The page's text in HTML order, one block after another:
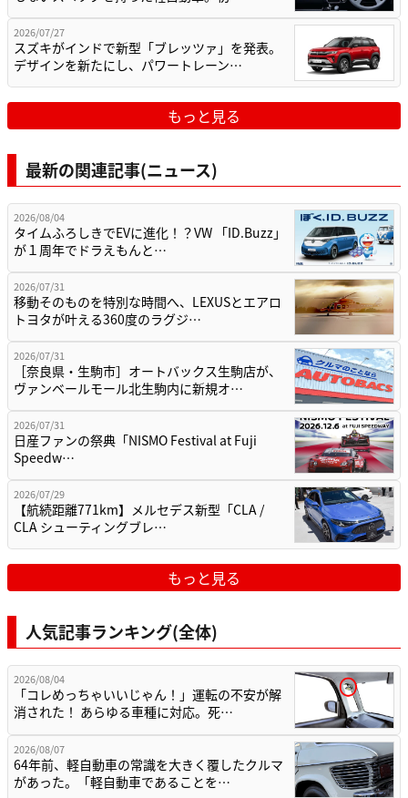
2026/07/27
スズキがインドで新型「ブレッツァ」を発表。
デザインを新たにし、パワートレーン…
もっと見る
最新の関連記事(ニュース)
2026/08/04
タイムふろしきでEVに進化！？VW 「ID.Buzz」
が１周年でドラえもんと…
2026/07/31
移動そのものを特別な時間へ、LEXUSとエアロ
トヨタが叶える360度のラグジ…
2026/07/31
［奈良県・生駒市］オートバックス生駒店が、
ヴァンベールモール北生駒内に新規オ…
2026/07/31
日産ファンの祭典「NISMO Festival at Fuji
Speedw…
2026/07/29
【航続距離771km】メルセデス新型「CLA /
CLA シューティングブレ…
もっと見る
人気記事ランキング(全体)
2026/08/04
「コレめっちゃいいじゃん！」運転の不安が解
消された！ あらゆる車種に対応。死…
2026/08/07
64年前、軽自動車の常識を大きく覆したクルマ
があった。「軽自動車であることを…